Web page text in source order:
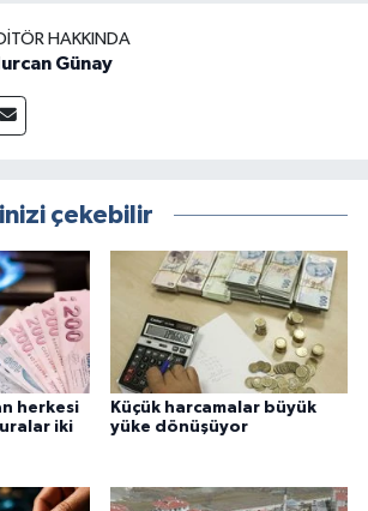
HAKKINDA
Günay
çekebilir
herkesi
iki
Küçük harcamalar büyük
yüke dönüşüyor